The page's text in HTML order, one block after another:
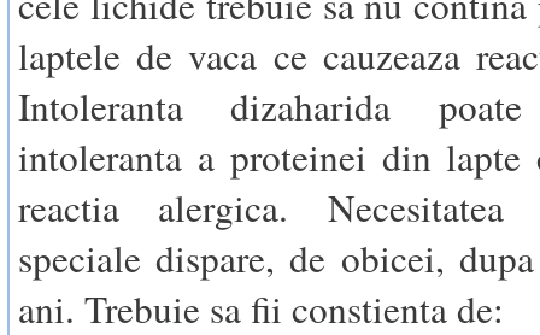
laptele de vaca ce cauzeaza
Intoleranta dizaharida
intoleranta a proteinei din lapte
reactia alergica.
speciale dispare, de obicei,
ani. Trebuie sa fii constienta de: